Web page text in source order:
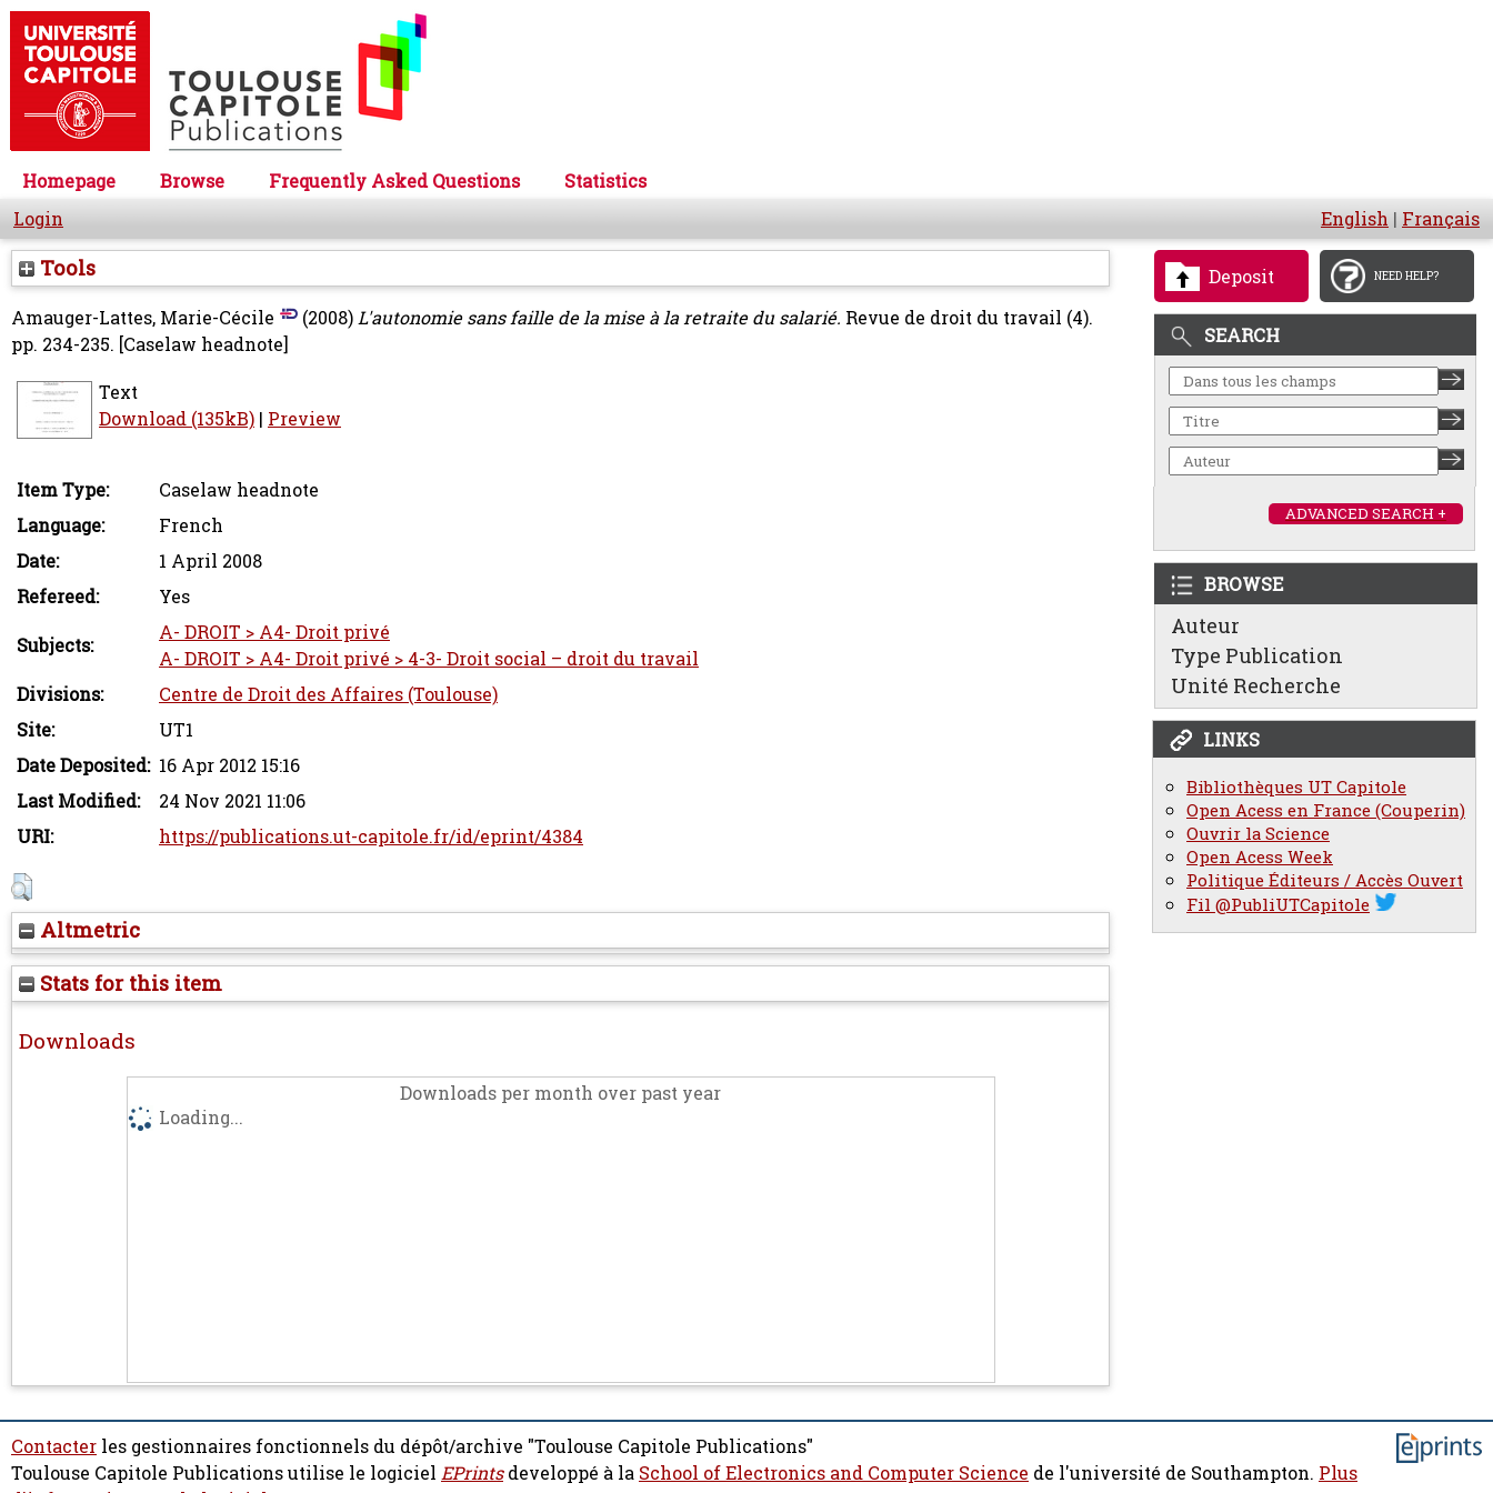
Homepage Browse Frequently Asked Questions
Statistics
Login
English | Français
Deposit NEED HELP?
SEARCH
ADVANCED SEARCH +
BROWSE
Auteur
Type Publication
Unité Recherche
LINKS
Bibliothèques UT Capitole
Open Acess en France (Couperin)
Ouvrir la Science
Open Acess Week
Politique Éditeurs / Accès Ouvert
Fil @PubliUTCapitole
Tools
Amauger-Lattes, Marie-Cécile (2008)L'autonomie sans faille de la mise à la retraite du salarié. Revue de droit du travail (4).
pp. 234-235. [Caselaw headnote]
Text
Download (135kB) | Preview
Item Type:
Caselaw headnote
Language:
French
Date:
1 April 2008
Refereed:
Yes
Subjects:
A- DROIT > A4- Droit privé
A- DROIT > A4- Droit privé > 4-3- Droit social – droit du travail
Divisions:
Centre de Droit des Affaires (Toulouse)
Site:
UT1
Date Deposited: 16 Apr 2012 15:16
Last Modified:
24 Nov 2021 11:06
URI:
https://publications.ut-capitole.fr/id/eprint/4384
Altmetric
Stats for this item
Downloads
Downloads per month over past year
Loading...
Contacter les gestionnaires fonctionnels du dépôt/archive "Toulouse Capitole Publications"
Toulouse Capitole Publications utilise le logiciel EPrintsdeveloppé à la School of Electronics and Computer Science de l'université de Southampton. Plus